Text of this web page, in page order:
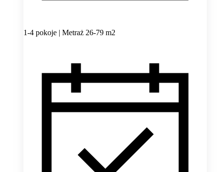
1-4 pokoje | Metraż 26-79 m2